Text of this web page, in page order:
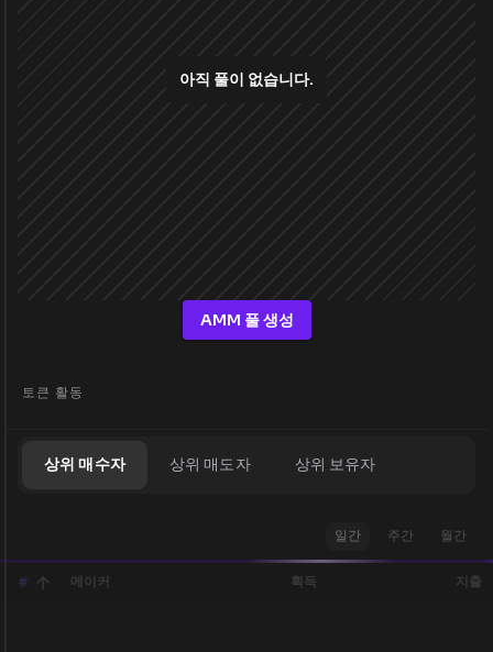
아직 풀이 없습니다.
AMM 풀 생성
토큰 활동
상위 매수자 상위 매도자 상위 보유자
일간 주간 월간
# 메이커 획득 지출